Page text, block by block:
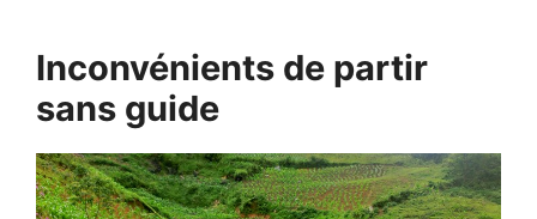
Inconvénients de partir
sans guide